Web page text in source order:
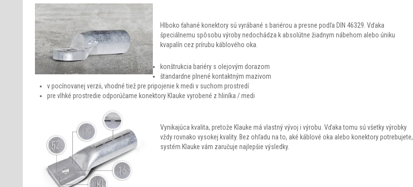
Hlboko ťahané konektory sú vyrábané s bariérou a presne podľa DIN 46329. Vďaka
špeciálnemu spôsobu výroby nedochádza k absolútne žiadnym nábehom alebo úniku
kvapalín cez prírubu káblového oka.
konštrukcia bariéry s olejovým dorazom
štandardne plnené kontaktným mazivom
v pocínovanej verzii, vhodné tiež pre pripojenie k medi v suchom prostredí
pre vlhké prostredie odporúčame konektory Klauke vyrobené z hliníka / medi
Vynikajúca kvalita, pretože Klauke má vlastný vývoj i výrobu. Vďaka tomu sú všetky výrobky
vždy rovnako vysokej kvality. Bez ohľadu na to, aké káblové oka alebo konektory potrebujete,
systém Klauke vám zaručuje najlepšie výsledky.